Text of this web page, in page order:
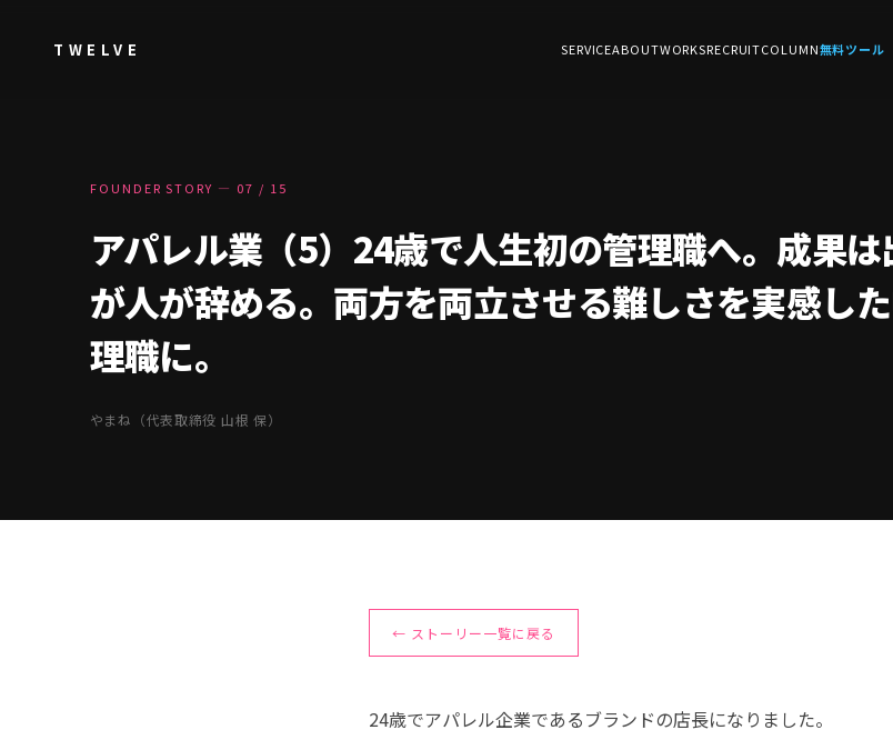
TWELVE SERVICEABOUTWORKSRECRUITCOLUMN無料ツール
FOUNDER STORY — 07 / 15
アパレル業（5）24歳で人生初の管理職へ。成果は
が人が辞める。両方を両立させる難しさを実感し
理職に。
やまね（代表取締役 山根 保）
← ストーリー一覧に戻る
24歳でアパレル企業であるブランドの店長になりました。